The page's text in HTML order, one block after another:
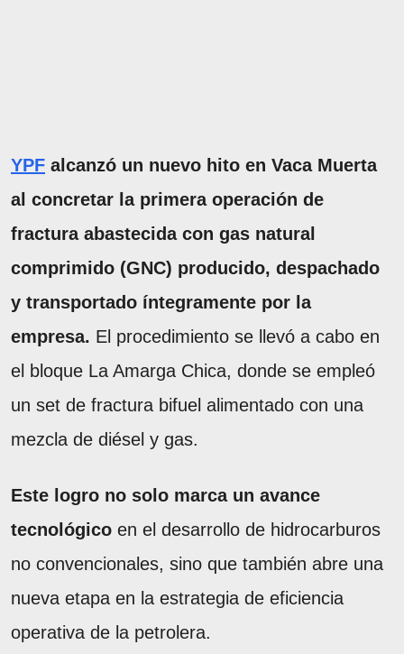
YPF alcanzó un nuevo hito en Vaca Muerta
al concretar la primera operación de
fractura abastecida con gas natural
comprimido (GNC) producido, despachado
y transportado íntegramente por la
empresa. El procedimiento se llevó a cabo en
el bloque La Amarga Chica, donde se empleó
un set de fractura bifuel alimentado con una
mezcla de diésel y gas.
Este logro no solo marca un avance
tecnológico en el desarrollo de hidrocarburos
no convencionales, sino que también abre una
nueva etapa en la estrategia de eficiencia
operativa de la petrolera.